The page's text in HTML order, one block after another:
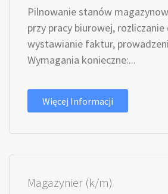
Pilnowanie stanów
przy pracy biurowej,
wystawianie faktur,
Wymagania konieczne:...
Więcej Informacji
Magazynier (k/m)